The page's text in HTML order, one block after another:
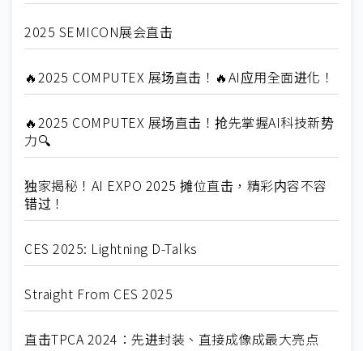
2025 SEMICON展会直击
🔥2025 COMPUTEX 展场直击！🔥AI应用全面进化！
🔥2025 COMPUTEX 展场直击！抢先掌握AI科技新势
力🔍
独家揭秘！AI EXPO 2025 摊位直击，精彩内容不容
错过！
CES 2025: Lightning D-Talks
Straight From CES 2025
直击TPCA 2024：先进封装、直接成像成最大亮点